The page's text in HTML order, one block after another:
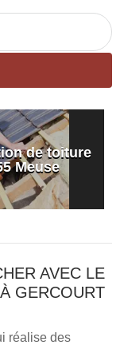
de toiture
Meuse
AVEC LE
GERCOURT
réalise des